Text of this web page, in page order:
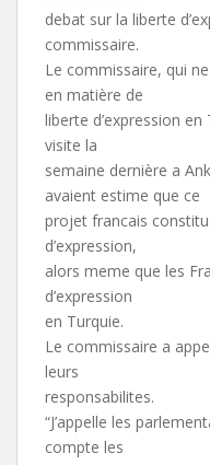
debat sur la liberte
commissaire.
Le commissaire, qui
en matière de
liberte d’expression
visite la
semaine dernière a
avaient estime que ce
projet francais
d’expression,
alors meme que les
d’expression
en Turquie.
Le commissaire a
leurs
responsabilites.
“J’appelle les
compte les